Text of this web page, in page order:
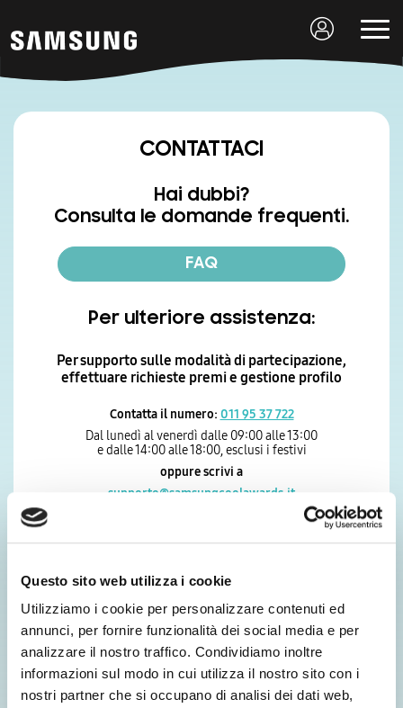
Questo sito web utilizza i cookie
Utilizziamo i cookie per personalizzare contenuti ed
annunci, per fornire funzionalità dei social media e per
analizzare il nostro traffico. Condividiamo inoltre
informazioni sul modo in cui utilizza il nostro sito con i
nostri partner che si occupano di analisi dei dati web,
CONTATTACI
Hai dubbi?
Consulta le domande frequenti.
FAQ
Per ulteriore assistenza:
Per supporto sulle modalità di partecipazione,
effettuare richieste premi e gestione profilo
Contatta il numero: 011 95 37 722
Dal lunedì al venerdì dalle 09:00 alle 13:00
e dalle 14:00 alle 18:00, esclusi i festivi
oppure scrivi a
supporto@samsungcoolawards.it
Contatta il numero:0691810430
Dal lunedì al venerdì dalle 09:00 alle 12:00